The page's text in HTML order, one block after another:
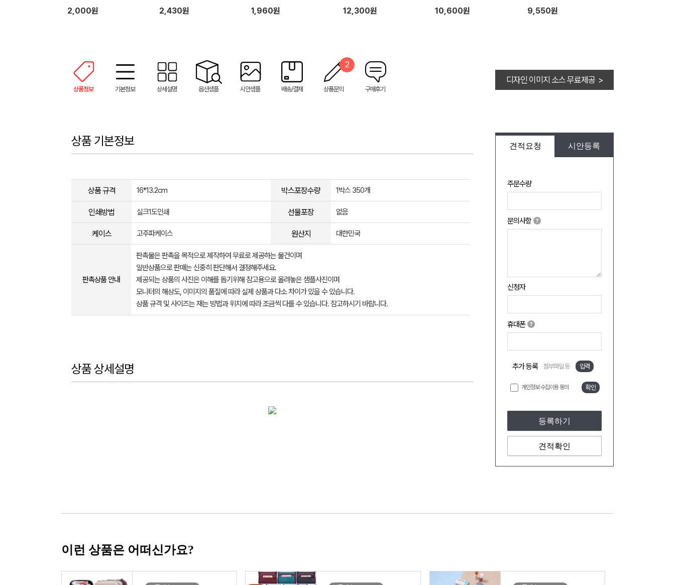
2,000원 2,430원 1,960원 12,300원 10,600원 9,550원
상품정보 기본정보 상세설명 옵션샘플 시안샘플 배송/결제 상품문의
2
구매후기
디자인 이미지 소스 무료제공 >
견적요청 시안등록
주문수량
문의사항
신청자
휴대폰
추가 등록 첨부파일 등 입력
개인정보 수집이용 동의 확인
등록하기
견적확인
상품 기본정보
상품 규격 16*13.2cm 박스포장수량 1박스 350개
인쇄방법 실크1도인쇄 선물포장 없음
케이스 고주파케이스 원산지 대한민국
판촉상품 안내
판촉물은 판촉을 목적으로 제작하여 무료로 제공하는 물건이며
일반상품으로 판매는 신중히 판단해서 결정해주세요.
제공되는 상품의 사진은 이해를 돕기위해 참고용으로 올려놓은 샘플사진이며
모니터의 해상도, 이미지의 품질에 따라 실제 상품과 다소 차이가 있을 수 있습니다.
상품 규격 및 사이즈는 재는 방법과 위치에 따라 조금씩 다를 수 있습니다. 참고하시기 바랍니다.
상품 상세설명
이런 상품은 어떠신가요?